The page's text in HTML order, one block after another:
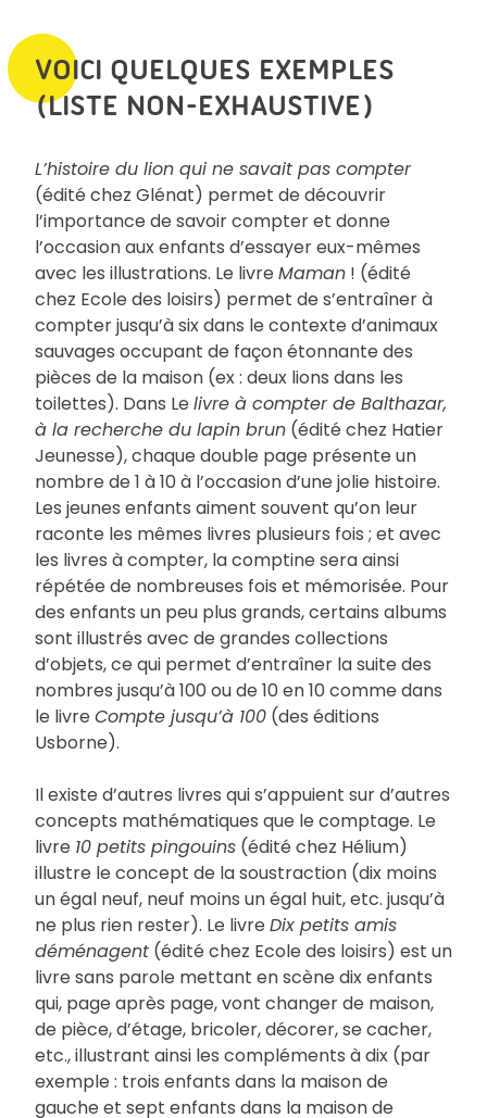
VOICI QUELQUES EXEMPLES
(LISTE NON-EXHAUSTIVE)
L’histoire du lion qui ne savait pas compter
(édité chez Glénat) permet de découvrir
l’importance de savoir compter et donne
l’occasion aux enfants d’essayer eux-mêmes
avec les illustrations. Le livre Maman ! (édité
chez Ecole des loisirs) permet de s’entraîner à
compter jusqu’à six dans le contexte d’animaux
sauvages occupant de façon étonnante des
pièces de la maison (ex : deux lions dans les
toilettes). Dans Le livre à compter de Balthazar,
à la recherche du lapin brun (édité chez Hatier
Jeunesse), chaque double page présente un
nombre de 1 à 10 à l’occasion d’une jolie histoire.
Les jeunes enfants aiment souvent qu’on leur
raconte les mêmes livres plusieurs fois ; et avec
les livres à compter, la comptine sera ainsi
répétée de nombreuses fois et mémorisée. Pour
des enfants un peu plus grands, certains albums
sont illustrés avec de grandes collections
d’objets, ce qui permet d’entraîner la suite des
nombres jusqu’à 100 ou de 10 en 10 comme dans
le livre Compte jusqu’à 100 (des éditions
Usborne).
Il existe d’autres livres qui s’appuient sur d’autres
concepts mathématiques que le comptage. Le
livre 10 petits pingouins (édité chez Hélium)
illustre le concept de la soustraction (dix moins
un égal neuf, neuf moins un égal huit, etc. jusqu’à
ne plus rien rester). Le livre Dix petits amis
déménagent (édité chez Ecole des loisirs) est un
livre sans parole mettant en scène dix enfants
qui, page après page, vont changer de maison,
de pièce, d’étage, bricoler, décorer, se cacher,
etc., illustrant ainsi les compléments à dix (par
exemple : trois enfants dans la maison de
gauche et sept enfants dans la maison de